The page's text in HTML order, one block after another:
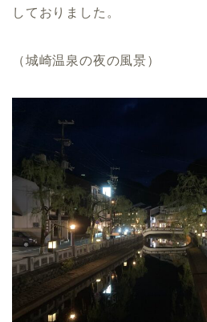
しておりました。
（城崎温泉の夜の風景）